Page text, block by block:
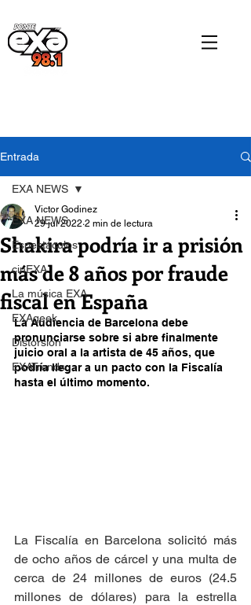
Entrada
EXA NEWS
Espectáculos
cinEXA
La música EXA
EXAgeek
Distorsión
EXATrends
EXA NEWS
Shakira podría ir a prisión
más de 8 años por fraude
fiscal en España
Victor Godinez
29 jul 2022 2 min de lectura
La Audiencia de Barcelona debe
pronunciarse sobre si abre finalmente
juicio oral a la artista de 45 años, que
podría llegar a un pacto con la Fiscalía
hasta el último momento.
La Fiscalía en Barcelona solicitó más
de ocho años de cárcel y una multa de
cerca de 24 millones de euros (24.5
millones de dólares) para la estrella